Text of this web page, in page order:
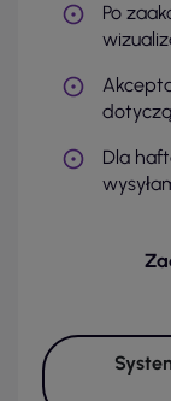
Po
Dla